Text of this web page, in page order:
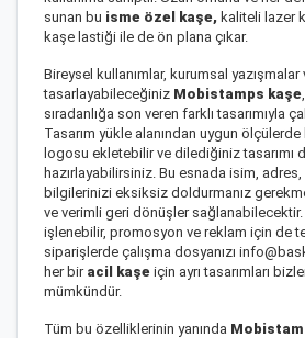
sunan bu isme özel kaşe, kaliteli lazer
kaşe lastiği ile de ön plana çıkar.
Bireysel kullanımlar, kurumsal
tasarlayabileceğiniz Mobistamps kaşe
sıradanlığa son veren farklı tasarımıyla
Tasarım yükle alanından uygun
logosu ekletebilir ve dilediğiniz tasarımı
hazırlayabilirsiniz. Bu esnada isim,
bilgilerinizi eksiksiz doldurmanız
ve verimli geri dönüşler
işlenebilir, promosyon ve reklam için de
siparişlerde çalışma dosyanızı
her bir acil kaşe için ayrı tasarımları
mümkündür.
Tüm bu özelliklerinin yanında